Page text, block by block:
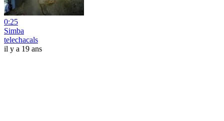
0:25
Simba
telechacals
il y a 19 ans